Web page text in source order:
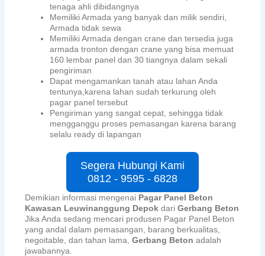
tenaga ahli dibidangnya
Memiliki Armada yang banyak dan milik sendiri,
Armada tidak sewa
Memiliki Armada dengan crane dan tersedia juga
armada tronton dengan crane yang bisa memuat
160 lembar panel dan 30 tiangnya dalam sekali
pengiriman
Dapat mengamankan tanah atau lahan Anda
tentunya,karena lahan sudah terkurung oleh
pagar panel tersebut
Pengiriman yang sangat cepat, sehingga tidak
mengganggu proses pemasangan karena barang
selalu ready di lapangan
Segera Hubungi Kami
0812 - 9595 - 6828
Demikian informasi mengenai Pagar Panel Beton
Kawasan Leuwinanggung Depok dariGerbang Beton
Jika Anda sedang mencari produsen Pagar Panel Beton
yang andal dalam pemasangan, barang berkualitas,
negoitable, dan tahan lama,Gerbang Betonadalah
jawabannya.